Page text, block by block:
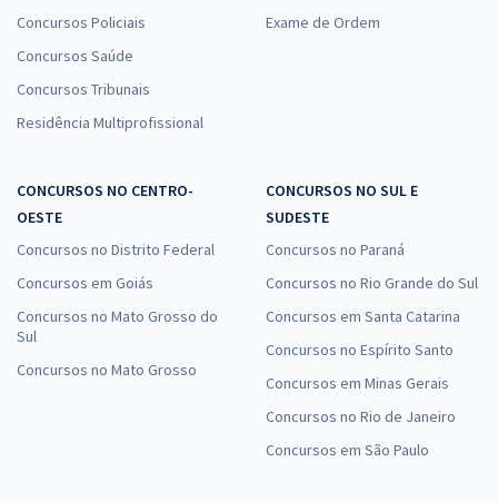
Concursos Policiais
Concursos Saúde
Concursos Tribunais
Residência Multiprofissional
Exame de Ordem
CONCURSOS NO CENTRO-
OESTE
Concursos no Distrito Federal
Concursos em Goiás
Concursos no Mato Grosso do
Sul
Concursos no Mato Grosso
CONCURSOS NO SUL E
SUDESTE
Concursos no Paraná
Concursos no Rio Grande do Sul
Concursos em Santa Catarina
Concursos no Espírito Santo
Concursos em Minas Gerais
Concursos no Rio de Janeiro
Concursos em São Paulo